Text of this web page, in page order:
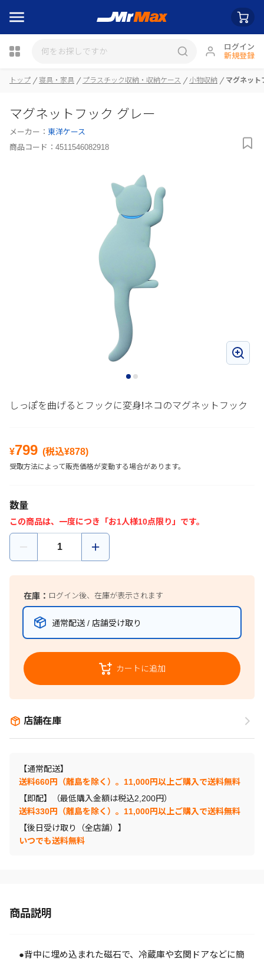
ログイン
新規登録
トップ 寝具・家具 プラスチック収納・収納ケース 小物収納 マグネット
マグネットフック グレー
メーカー： 東洋ケース
商品コード： 4511546082918
しっぽを曲げるとフックに変身!ネコのマグネットフック
¥799 (税込¥878)
受取方法によって販売価格が変動する場合があります。
数量
この商品は、一度につき「お1人様10点限り」です。
在庫： ログイン後、在庫が表示されます
通常配送 / 店舗受け取り
カートに追加
店舗在庫
【通常配送】
送料660円（離島を除く）。11,000円以上ご購入で送料無料
【即配】（最低購入金額は税込2,200円）
送料330円（離島を除く）。11,000円以上ご購入で送料無料
【後日受け取り（全店舗）】
いつでも送料無料
商品説明
●背中に埋め込まれた磁石で、冷蔵庫や玄関ドアなどに簡